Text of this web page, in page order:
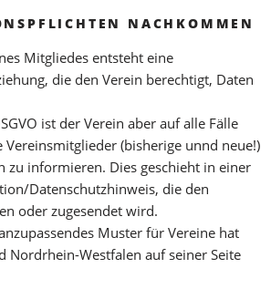
NACHKOMMEN
Mitgliedes entsteht eine
die den Verein berechtigt, Daten
ist der Verein aber auf alle Fälle
(bisherige unnd neue!)
zu informieren. Dies geschieht in einer
Datenschutzhinweis, die den
oder zugesendet wird.
Muster für Vereine hat
Nordrhein-Westfalen auf seiner Seite